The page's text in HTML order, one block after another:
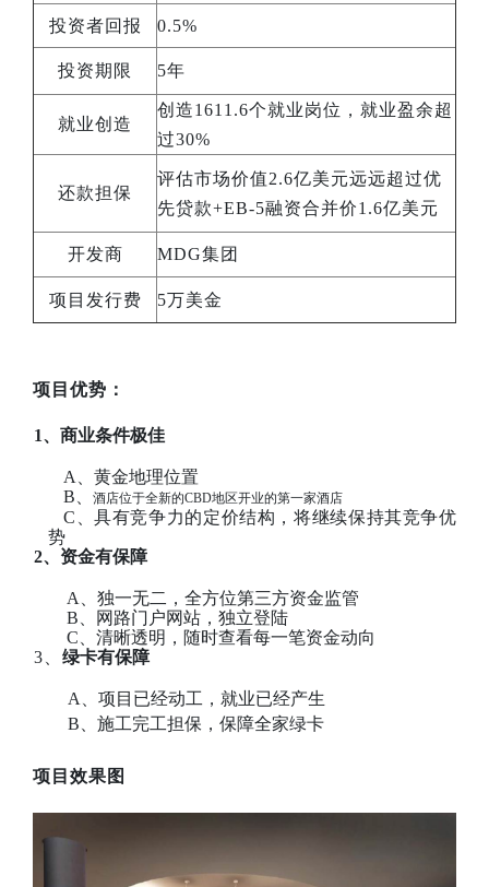
投资者回报 0.5%
投资期限 5年
就业创造
创造1611.6个就业岗位，就业盈余超
过30%
还款担保
评估市场价值2.6亿美元远远超过优
先贷款+EB-5融资合并价1.6亿美元
开发商 MDG集团
项目发行费 5万美金
项目优势：
1、商业条件极佳
A
黄金地理位置
B
酒店位于全新的CBD地区开业的第一家酒店
C 、具有竞争力的定价结构，将继续保持其竞争优
势
2、资金有保障
A
独一无二，全方位第三方资金监管
B
网路门户网站，独立登陆
C
清晰透明，随时查看每一笔资金动向
3、 绿卡有保障
A
项目已经动工，就业已经产生
B 、施工完工担保，保障全家绿卡
项目效果图